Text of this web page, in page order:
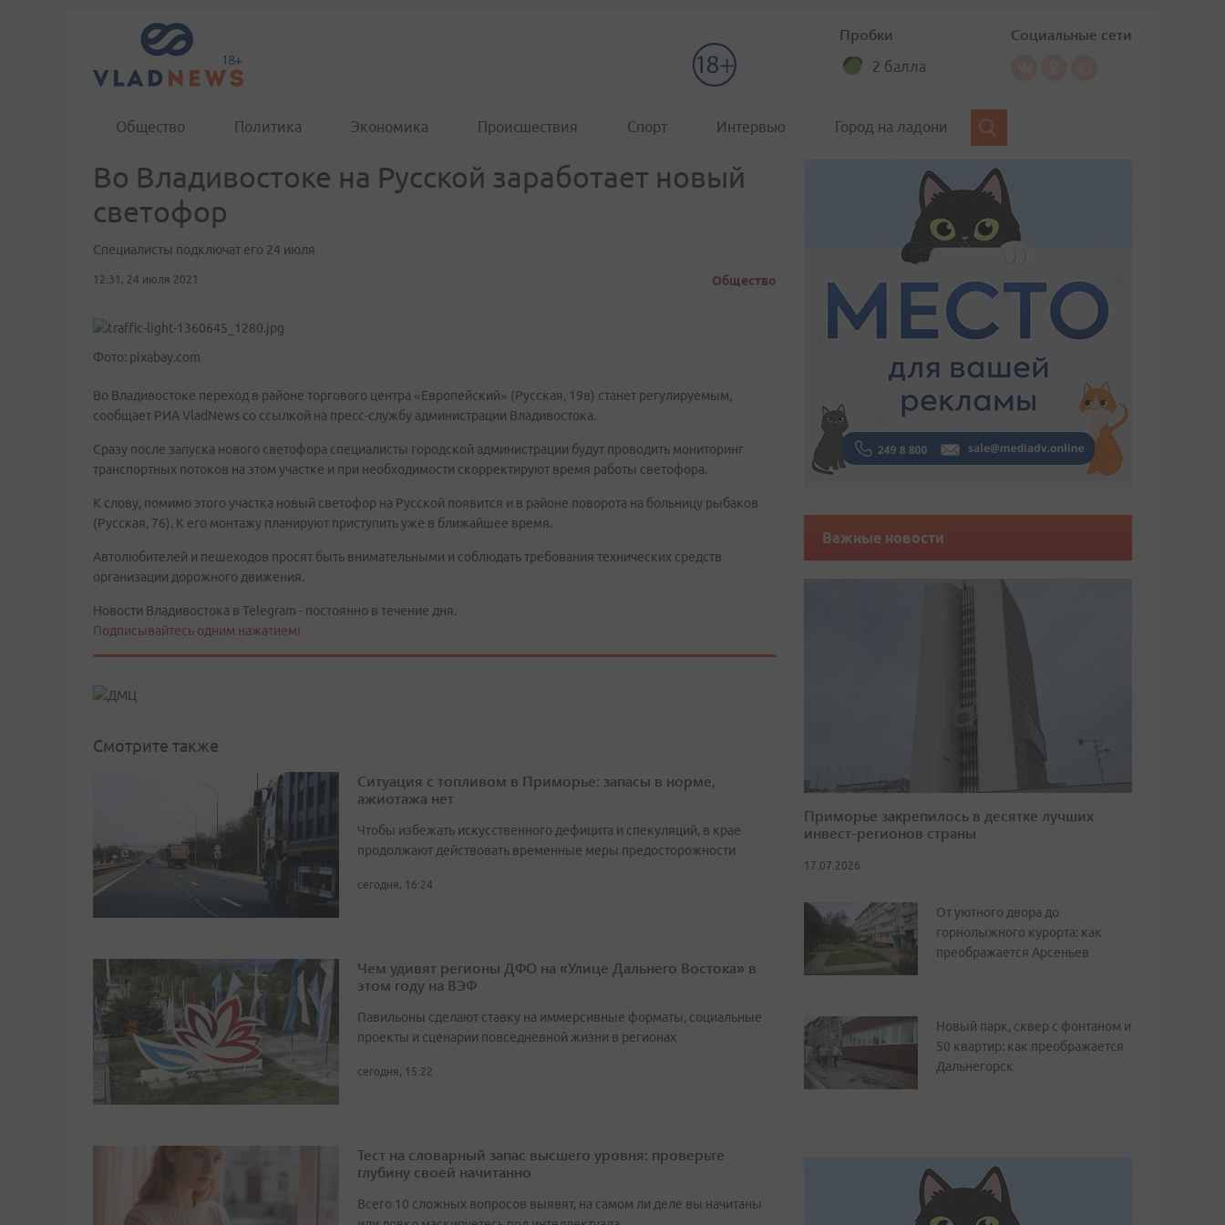
Пробки
2 балла
Социальные сети
Общество Политика Экономика Происшествия Спорт Интервью Город на ладони
Во Владивостоке на Русской заработает новый
светофор
Специалисты подключат его 24 июля
12:31, 24 июля 2021 Общество
Фото: pixabay.com
Во Владивостоке переход в районе торгового центра «Европейский» (Русская, 19в) станет регулируемым,
сообщает РИА VladNews со ссылкой на пресс-службу администрации Владивостока.
Сразу после запуска нового светофора специалисты городской администрации будут проводить мониторинг
транспортных потоков на этом участке и при необходимости скорректируют время работы светофора.
К слову, помимо этого участка новый светофор на Русской появится и в районе поворота на больницу рыбаков
(Русская, 76). К его монтажу планируют приступить уже в ближайшее время.
Автолюбителей и пешеходов просят быть внимательными и соблюдать требования технических средств
организации дорожного движения.
Новости Владивостока в Telegram - постоянно в течение дня.
Подписывайтесь одним нажатием!
Смотрите также
Ситуация с топливом в Приморье: запасы в норме,
ажиотажа нет
Чтобы избежать искусственного дефицита и спекуляций, в крае
продолжают действовать временные меры предосторожности
сегодня, 16:24
Чем удивят регионы ДФО на «Улице Дальнего Востока» в
этом году на ВЭФ
Павильоны сделают ставку на иммерсивные форматы, социальные
проекты и сценарии повседневной жизни в регионах
сегодня, 15:22
Тест на словарный запас высшего уровня: проверьте
глубину своей начитанно
Всего 10 сложных вопросов выявят, на самом ли деле вы начитаны
Важные новости
Приморье закрепилось в десятке лучших
инвест-регионов страны
17.07.2026
От уютного двора до
горнолыжного курорта: как
преображается Арсеньев
Новый парк, сквер с фонтаном и
50 квартир: как преображается
Дальнегорск